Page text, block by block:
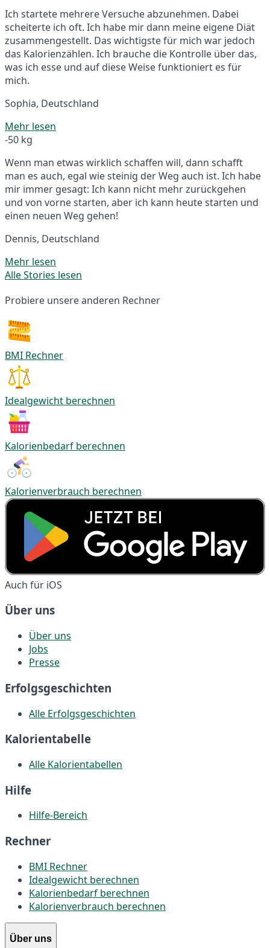
Ich startete mehrere Versuche abzunehmen. Dabei
scheiterte ich oft. Ich habe mir dann meine eigene Diät
zusammengestellt. Das wichtigste für mich war jedoch
das Kalorienzählen. Ich brauche die Kontrolle über das,
was ich esse und auf diese Weise funktioniert es für
mich.
Sophia, Deutschland
Mehr lesen
-50 kg
Wenn man etwas wirklich schaffen will, dann schafft
man es auch, egal wie steinig der Weg auch ist. Ich habe
mir immer gesagt: Ich kann nicht mehr zurückgehen
und von vorne starten, aber ich kann heute starten und
einen neuen Weg gehen!
Dennis, Deutschland
Mehr lesen
Alle Stories lesen
Probiere unsere anderen Rechner
BMI Rechner
Idealgewicht berechnen
Kalorienbedarf berechnen
Kalorienverbrauch berechnen
Auch für iOS
Über uns
Über uns
Jobs
Presse
Erfolgsgeschichten
Alle Erfolgsgeschichten
Kalorientabelle
Alle Kalorientabellen
Hilfe
Hilfe-Bereich
Rechner
BMI Rechner
Idealgewicht berechnen
Kalorienbedarf berechnen
Kalorienverbrauch berechnen
Über uns